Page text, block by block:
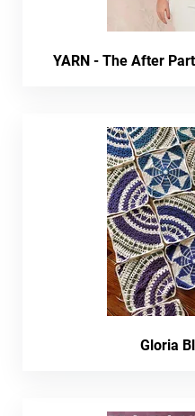
YARN - The After
Gloria